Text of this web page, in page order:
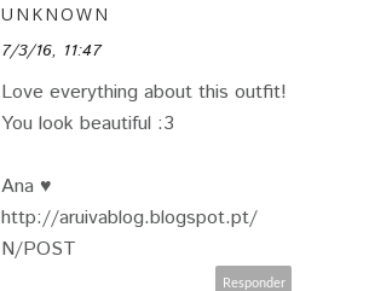
UNKNOWN
7/3/16, 11:47
Love everything about this outfit!
You look beautiful :3
Ana ♥
http://aruivablog.blogspot.pt/
N/POST
Responder